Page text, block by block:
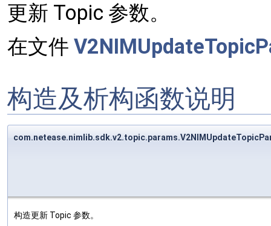
更新 Topic 参数。
在文件
构造及析构函数说明
构造更新 Topic 参数。